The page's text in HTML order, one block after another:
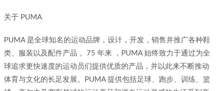
关于 PUMA
PUMA 是全球知名的运动品牌，设计，开发，销售并推广各种鞋
类、服装以及配件产品 。75 年来 ，PUMA 始终致力于通过为全
球追求更快速度的运动员们提供优质的产品，并以此来不断推动
体育与文化的长足发展。PUMA 提供包括足球、跑步、训练、篮